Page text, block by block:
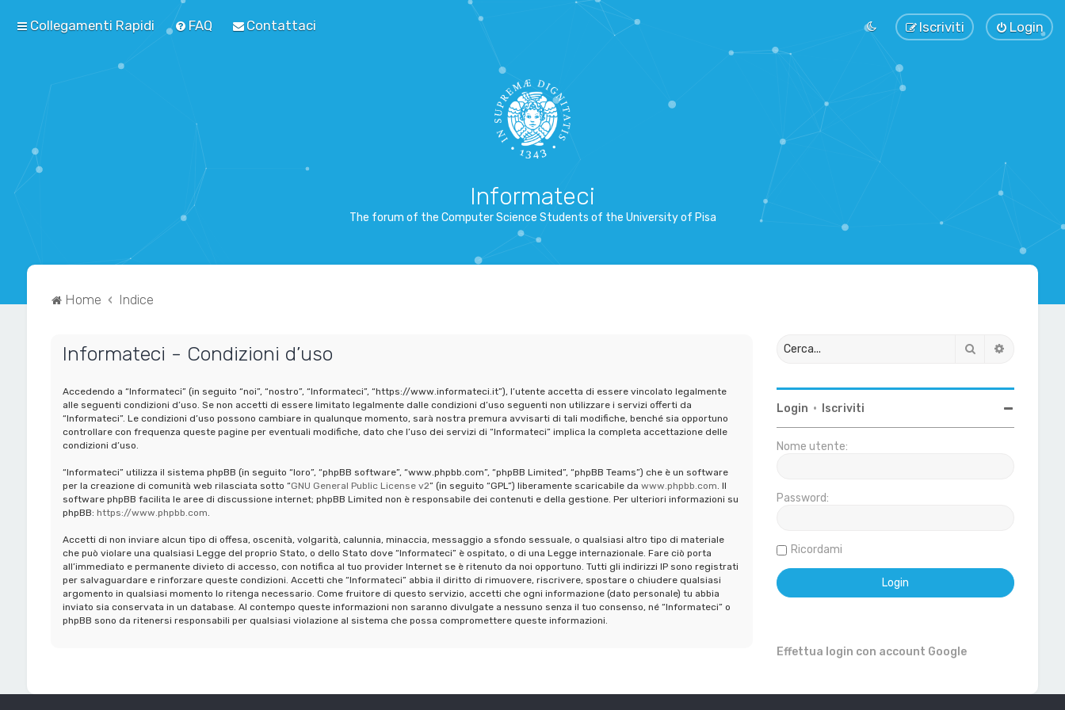
Collegamenti Rapidi FAQ Contattaci Login
Iscriviti
Informateci
The forum of the Computer Science Students of the University of Pisa
Home Indice
Informateci - Condizioni d’uso
Accedendo a “Informateci” (in seguito “noi”, “nostro”, “Informateci”, “https://www.informateci.it”), l’utente accetta di essere vincolato legalmente
alle seguenti condizioni d’uso. Se non accetti di essere limitato legalmente dalle condizioni d’uso seguenti non utilizzare i servizi offerti da
“Informateci”. Le condizioni d’uso possono cambiare in qualunque momento, sarà nostra premura avvisarti di tali modifiche, benché sia opportuno
controllare con frequenza queste pagine per eventuali modifiche, dato che l’uso dei servizi di “Informateci” implica la completa accettazione delle
condizioni d’uso.
“Informateci” utilizza il sistema phpBB (in seguito “loro”, “phpBB software”, “www.phpbb.com”, “phpBB Limited”, “phpBB Teams”) che è un software
per la creazione di comunità web rilasciata sotto “GNU General Public License v2” (in seguito “GPL”) liberamente scaricabile da www.phpbb.com. Il
software phpBB facilita le aree di discussione internet; phpBB Limited non è responsabile dei contenuti e della gestione. Per ulteriori informazioni su
phpBB: https://www.phpbb.com.
Accetti di non inviare alcun tipo di offesa, oscenità, volgarità, calunnia, minaccia, messaggio a sfondo sessuale, o qualsiasi altro tipo di materiale
che può violare una qualsiasi Legge del proprio Stato, o dello Stato dove “Informateci” è ospitato, o di una Legge internazionale. Fare ciò porta
all’immediato e permanente divieto di accesso, con notifica al tuo provider Internet se è ritenuto da noi opportuno. Tutti gli indirizzi IP sono registrati
per salvaguardare e rinforzare queste condizioni. Accetti che “Informateci” abbia il diritto di rimuovere, riscrivere, spostare o chiudere qualsiasi
argomento in qualsiasi momento lo ritenga necessario. Come fruitore di questo servizio, accetti che ogni informazione (dato personale) tu abbia
inviato sia conservata in un database. Al contempo queste informazioni non saranno divulgate a nessuno senza il tuo consenso, né “Informateci” o
phpBB sono da ritenersi responsabili per qualsiasi violazione al sistema che possa compromettere queste informazioni.
Cerca
Login • Iscriviti
Nome utente:
Password:
Ricordami
Effettua login con account Google